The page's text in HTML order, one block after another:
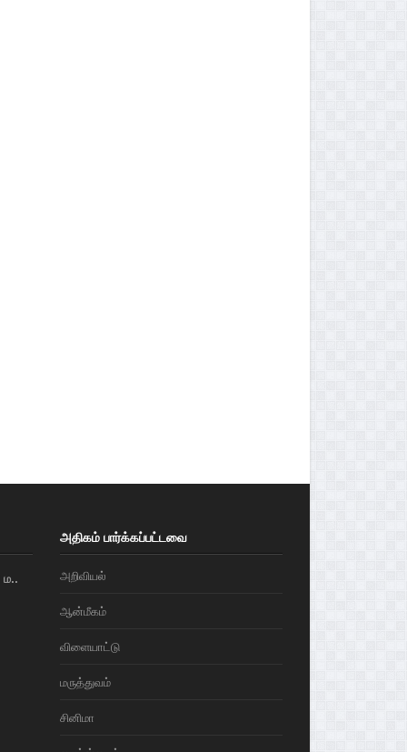
அதிகம் பார்க்கப்பட்டவை
அறிவியல்
ஆன்மீகம்
விளையாட்டு
மரு‌த்துவ‌ம்
சினிமா